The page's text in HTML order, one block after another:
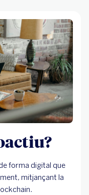
forma digital que
mitjançant la